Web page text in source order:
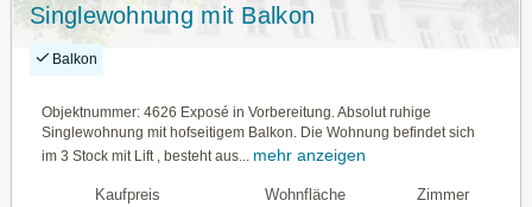
Singlewohnung mit Balkon
Balkon
Objektnummer: 4626 Exposé in Vorbereitung. Absolut ruhige
Singlewohnung mit hofseitigem Balkon. Die Wohnung befindet sich
im 3 Stock mit Lift , besteht aus...
mehr anzeigen
Kaufpreis Wohnfläche Zimmer